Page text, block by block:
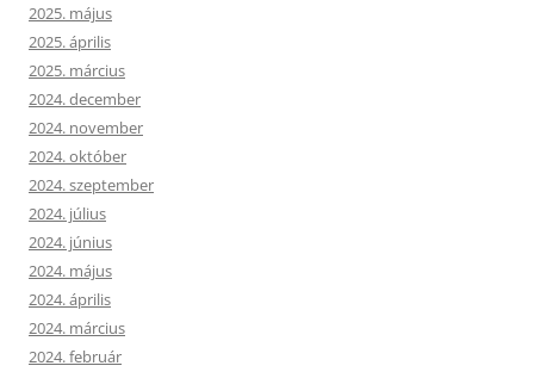
2025. május
2025. április
2025. március
2024. december
2024. november
2024. október
2024. szeptember
2024. július
2024. június
2024. május
2024. április
2024. március
2024. február